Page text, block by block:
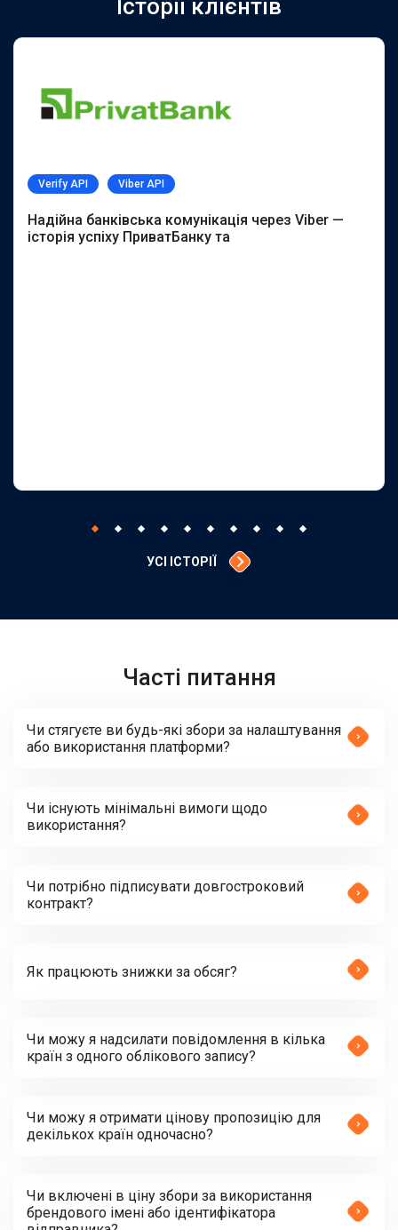
Історії клієнтів
Verify API Viber API
Надійна банківська комунікація через Viber —
історія успіху ПриватБанку та
УСІ ІСТОРІЇ
Часті питання
Чи стягуєте ви будь-які збори за налаштування
або використання платформи?
Чи існують мінімальні вимоги щодо
використання?
Чи потрібно підписувати довгостроковий
контракт?
Як працюють знижки за обсяг?
Чи можу я надсилати повідомлення в кілька
країн з одного облікового запису?
Чи можу я отримати цінову пропозицію для
декількох країн одночасно?
Чи включені в ціну збори за використання
брендового імені або ідентифікатора